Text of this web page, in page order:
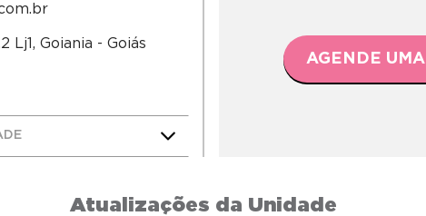
Lj1, Goiania - Goiás
AGENDE
Atualizações da Unidade